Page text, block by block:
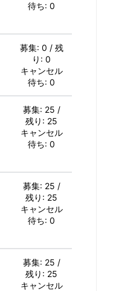
待ち: 0
募集: 0 / 残
り: 0
キャンセル
待ち: 0
募集: 25 /
残り: 25
キャンセル
待ち: 0
募集: 25 /
残り: 25
キャンセル
待ち: 0
募集: 25 /
残り: 25
キャンセル